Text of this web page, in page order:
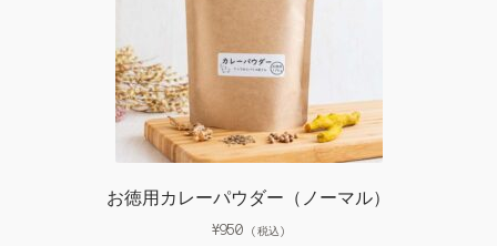
お徳用カレーパウダー（ノーマル）
¥950 (税込)